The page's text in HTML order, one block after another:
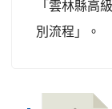
「雲林縣高
別流程」。